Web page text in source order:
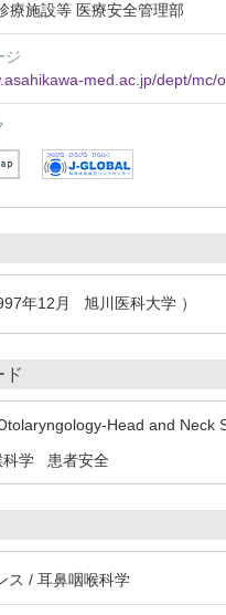
療施設等 医療安全管理部
ジ
med.ac.jp/dept/mc/
年12月 旭川医科大学 ）
ド
Head and Neck
科学
患者安全
ス / 耳鼻咽喉科学